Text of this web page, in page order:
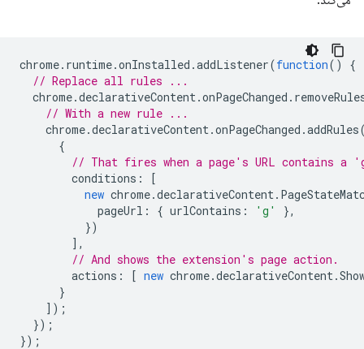
chrome. runtime.onInstalled .addListener(function()
{
// Replace all rules ...
chrome.declarativeContent.onPageChanged .
// With a new rule ...
chrome.declarativeContent.onPageChanged .addRules
{
// That fires when a page's URL contains
conditions :
[
new chrome.declarativeContent.
pageUrl : { urlContains : 'g'
},
})
],
// And shows the extension's page action.
actions : [ new chrome.declarativeContent.
}
]);
});
});